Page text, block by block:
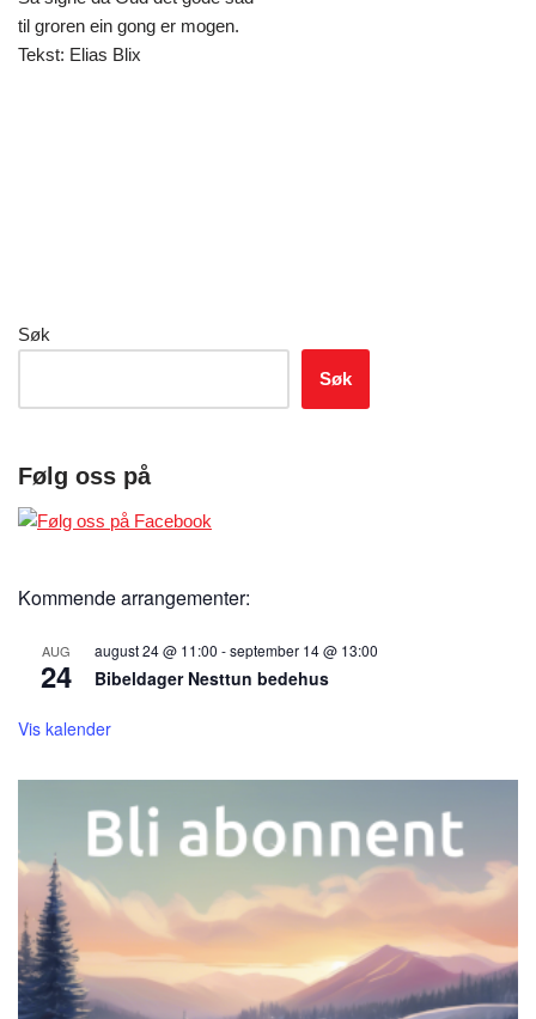
til groren ein gong er mogen.
Tekst: Elias Blix
Søk
Søk
Følg oss på
Kommende arrangementer:
AUG
24
august 24 @ 11:00 -september 14 @ 13:00
Bibeldager Nesttun bedehus
Vis kalender